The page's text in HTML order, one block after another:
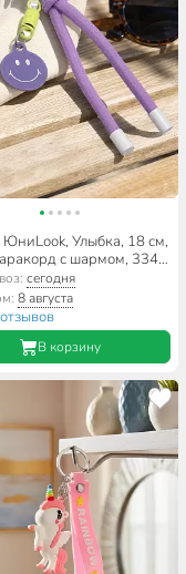
ЮниLook, Улыбка, 18 см,
с шармом, 334-
сегодня
8 августа
В корзину